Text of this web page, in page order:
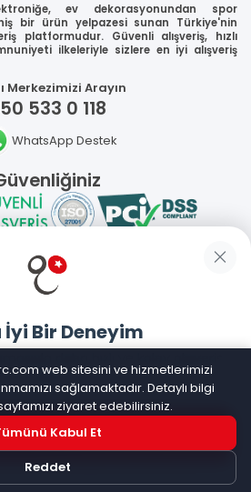
ev dekorasyonundan spor
bir ürün yelpazesi sunan Türkiye'nin
platformudur. Güvenli alışveriş, hızlı
ilkeleriyle sizlere en iyi alışveriş
Merkezimizi Arayın
533 0 118
WhatsApp Destek
Medya
– Her Zaman Daha İyisi Vardır
İyi Bir Deneyim
daha hızlı ve kolay alışveriş
yapın
Hemen Dene!
açılacak, değilseGoogle Play'e
web sitesini ve hizmetlerimizi
sağlamaktadır. Detaylı bilgi
ziyaret edebilirsiniz.
Kabul Et
Reddet